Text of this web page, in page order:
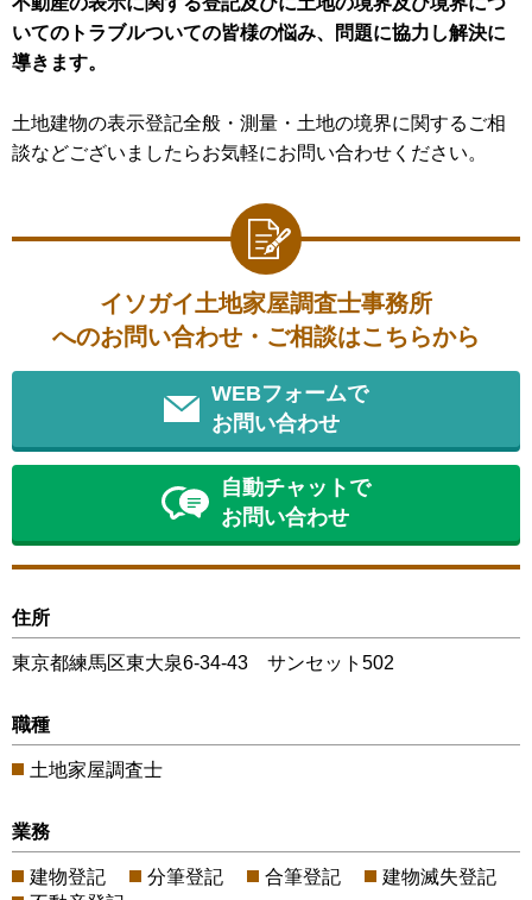
いてのトラブルついての皆様の悩み、問題に協力し解決に
導きます。
土地建物の表示登記全般・測量・土地の境界に関するご相
談などございましたらお気軽にお問い合わせください。
イソガイ土地家屋調査士事務所
へのお問い合わせ・ご相談はこちらから
WEBフォームで
お問い合わせ
自動チャットで
お問い合わせ
住所
東京都練馬区東大泉6-34-43 サンセット502
職種
土地家屋調査士
業務
建物登記 分筆登記 合筆登記
建物滅失登記